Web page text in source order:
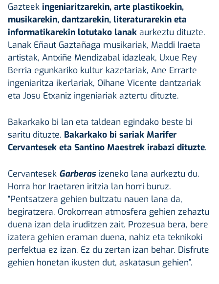
Gazteek ingeniaritzarekin, arte plastikoekin,
musikarekin, dantzarekin, literaturarekin eta
informatikarekin lotutako lanak aurkeztu dituzte.
Lanak Eñaut Gaztañaga musikariak, Maddi Iraeta
artistak, Antxiñe Mendizabal idazleak, Uxue Rey
Berria egunkariko kultur kazetariak, Ane Errarte
ingeniaritza ikerlariak, Oihane Vicente dantzariak
eta Josu Etxaniz ingeniariak aztertu dituzte.
Bakarkako bi lan eta taldean egindako beste bi
saritu dituzte. Bakarkako bi sariak Marifer
Cervantesek eta Santino Maestrek irabazi dituzte.
Cervantesek Garberasizeneko lana aurkeztu du.
Horra hor Iraetaren iritzia lan horri buruz.
“Pentsatzera gehien bultzatu nauen lana da,
begiratzera. Orokorrean atmosfera gehien zehaztu
duena izan dela iruditzen zait. Prozesua bera, bere
izatera gehien eraman duena, nahiz eta teknikoki
perfektua ez izan. Ez du zertan izan behar. Disfrute
gehien honetan ikusten dut, askatasun gehien”.